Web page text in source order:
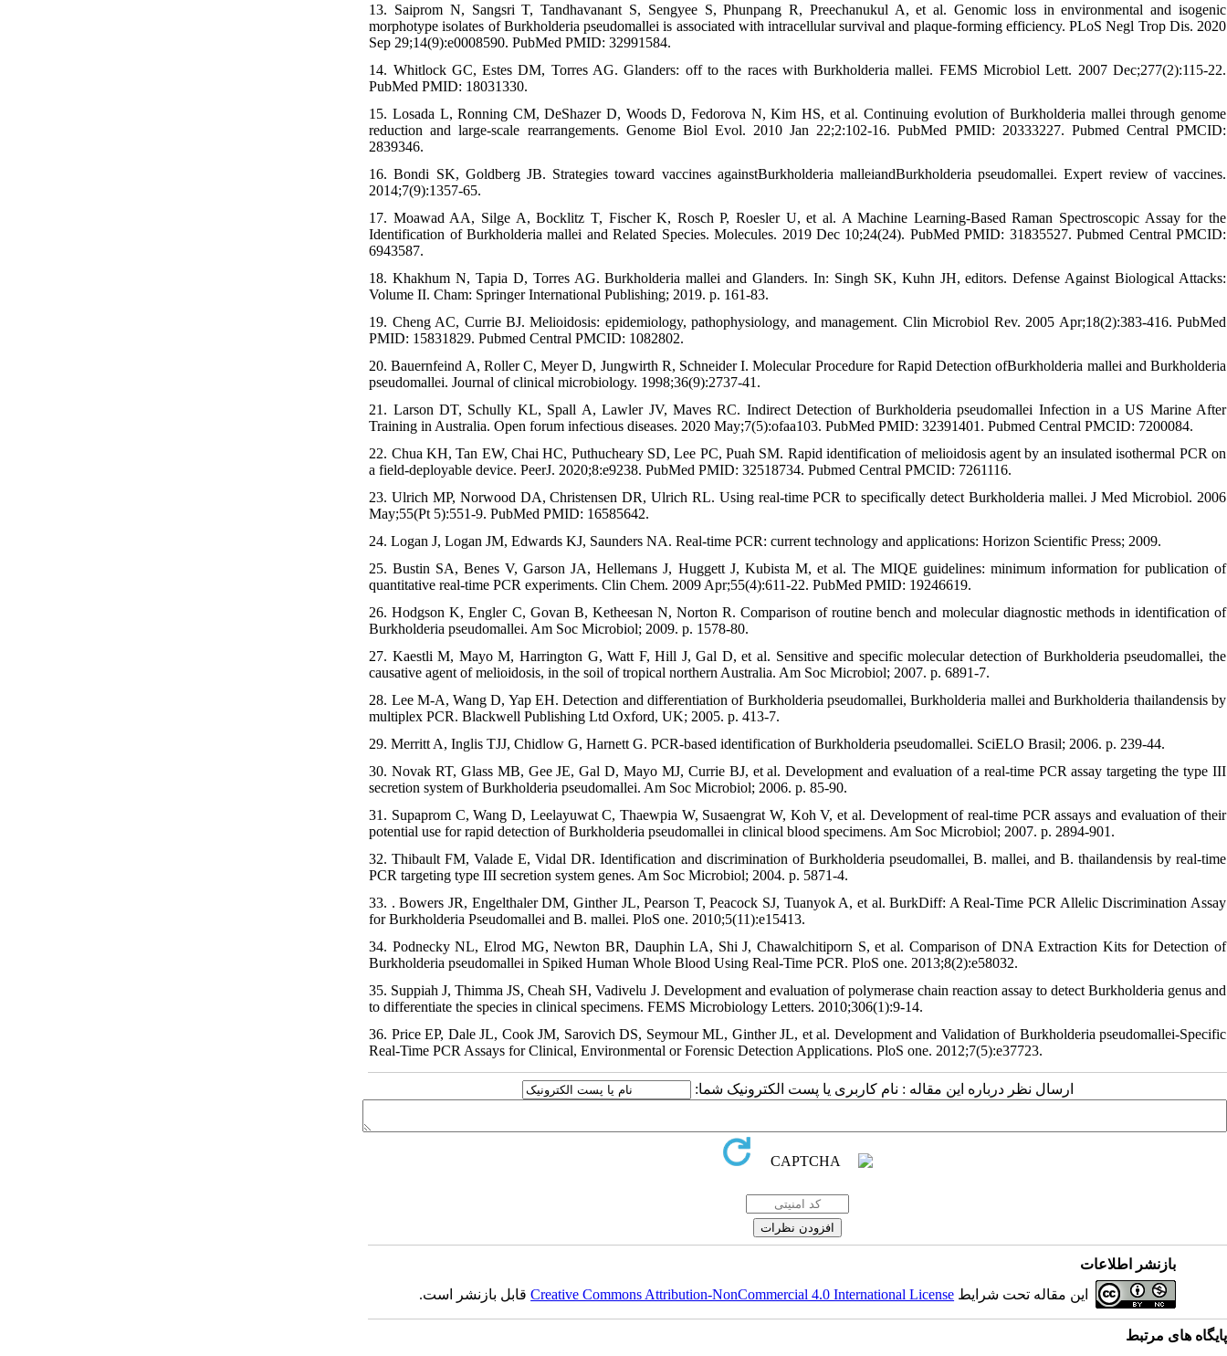
13. Saiprom N, Sangsri T, Tandhavanant S, Sengyee S, Phunpang R, Preechanukul A, et al. Genomic loss in environmental and isogenic
morphotype isolates of Burkholderia pseudomallei is associated with intracellular survival and plaque-forming efficiency. PLoS Negl Trop Dis. 2020
Sep 29;14(9):e0008590. PubMed PMID: 32991584.
14. Whitlock GC, Estes DM, Torres AG. Glanders: off to the races with Burkholderia mallei. FEMS Microbiol Lett. 2007 Dec;277(2):115-22.
PubMed PMID: 18031330.
15. Losada L, Ronning CM, DeShazer D, Woods D, Fedorova N, Kim HS, et al. Continuing evolution of Burkholderia mallei through genome
reduction and large-scale rearrangements. Genome Biol Evol. 2010 Jan 22;2:102-16. PubMed PMID: 20333227. Pubmed Central PMCID:
2839346.
16. Bondi SK, Goldberg JB. Strategies toward vaccines againstBurkholderia malleiandBurkholderia pseudomallei. Expert review of vaccines.
2014;7(9):1357-65.
17. Moawad AA, Silge A, Bocklitz T, Fischer K, Rosch P, Roesler U, et al. A Machine Learning-Based Raman Spectroscopic Assay for the
Identification of Burkholderia mallei and Related Species. Molecules. 2019 Dec 10;24(24). PubMed PMID: 31835527. Pubmed Central PMCID:
6943587.
18. Khakhum N, Tapia D, Torres AG. Burkholderia mallei and Glanders. In: Singh SK, Kuhn JH, editors. Defense Against Biological Attacks:
Volume II. Cham: Springer International Publishing; 2019. p. 161-83.
19. Cheng AC, Currie BJ. Melioidosis: epidemiology, pathophysiology, and management. Clin Microbiol Rev. 2005 Apr;18(2):383-416. PubMed
PMID: 15831829. Pubmed Central PMCID: 1082802.
20. Bauernfeind A, Roller C, Meyer D, Jungwirth R, Schneider I. Molecular Procedure for Rapid Detection ofBurkholderia mallei and Burkholderia
pseudomallei. Journal of clinical microbiology. 1998;36(9):2737-41.
21. Larson DT, Schully KL, Spall A, Lawler JV, Maves RC. Indirect Detection of Burkholderia pseudomallei Infection in a US Marine After
Training in Australia. Open forum infectious diseases. 2020 May;7(5):ofaa103. PubMed PMID: 32391401. Pubmed Central PMCID: 7200084.
22. Chua KH, Tan EW, Chai HC, Puthucheary SD, Lee PC, Puah SM. Rapid identification of melioidosis agent by an insulated isothermal PCR on
a field-deployable device. PeerJ. 2020;8:e9238. PubMed PMID: 32518734. Pubmed Central PMCID: 7261116.
23. Ulrich MP, Norwood DA, Christensen DR, Ulrich RL. Using real-time PCR to specifically detect Burkholderia mallei. J Med Microbiol. 2006
May;55(Pt 5):551-9. PubMed PMID: 16585642.
24. Logan J, Logan JM, Edwards KJ, Saunders NA. Real-time PCR: current technology and applications: Horizon Scientific Press; 2009.
25. Bustin SA, Benes V, Garson JA, Hellemans J, Huggett J, Kubista M, et al. The MIQE guidelines: minimum information for publication of
quantitative real-time PCR experiments. Clin Chem. 2009 Apr;55(4):611-22. PubMed PMID: 19246619.
26. Hodgson K, Engler C, Govan B, Ketheesan N, Norton R. Comparison of routine bench and molecular diagnostic methods in identification of
Burkholderia pseudomallei. Am Soc Microbiol; 2009. p. 1578-80.
27. Kaestli M, Mayo M, Harrington G, Watt F, Hill J, Gal D, et al. Sensitive and specific molecular detection of Burkholderia pseudomallei, the
causative agent of melioidosis, in the soil of tropical northern Australia. Am Soc Microbiol; 2007. p. 6891-7.
28. Lee M-A, Wang D, Yap EH. Detection and differentiation of Burkholderia pseudomallei, Burkholderia mallei and Burkholderia thailandensis by
multiplex PCR. Blackwell Publishing Ltd Oxford, UK; 2005. p. 413-7.
29. Merritt A, Inglis TJJ, Chidlow G, Harnett G. PCR-based identification of Burkholderia pseudomallei. SciELO Brasil; 2006. p. 239-44.
30. Novak RT, Glass MB, Gee JE, Gal D, Mayo MJ, Currie BJ, et al. Development and evaluation of a real-time PCR assay targeting the type III
secretion system of Burkholderia pseudomallei. Am Soc Microbiol; 2006. p. 85-90.
31. Supaprom C, Wang D, Leelayuwat C, Thaewpia W, Susaengrat W, Koh V, et al. Development of real-time PCR assays and evaluation of their
potential use for rapid detection of Burkholderia pseudomallei in clinical blood specimens. Am Soc Microbiol; 2007. p. 2894-901.
32. Thibault FM, Valade E, Vidal DR. Identification and discrimination of Burkholderia pseudomallei, B. mallei, and B. thailandensis by real-time
PCR targeting type III secretion system genes. Am Soc Microbiol; 2004. p. 5871-4.
33. . Bowers JR, Engelthaler DM, Ginther JL, Pearson T, Peacock SJ, Tuanyok A, et al. BurkDiff: A Real-Time PCR Allelic Discrimination Assay
for Burkholderia Pseudomallei and B. mallei. PloS one. 2010;5(11):e15413.
34. Podnecky NL, Elrod MG, Newton BR, Dauphin LA, Shi J, Chawalchitiporn S, et al. Comparison of DNA Extraction Kits for Detection of
Burkholderia pseudomallei in Spiked Human Whole Blood Using Real-Time PCR. PloS one. 2013;8(2):e58032.
35. Suppiah J, Thimma JS, Cheah SH, Vadivelu J. Development and evaluation of polymerase chain reaction assay to detect Burkholderia genus and
to differentiate the species in clinical specimens. FEMS Microbiology Letters. 2010;306(1):9-14.
36. Price EP, Dale JL, Cook JM, Sarovich DS, Seymour ML, Ginther JL, et al. Development and Validation of Burkholderia pseudomallei-Specific
Real-Time PCR Assays for Clinical, Environmental or Forensic Detection Applications. PloS one. 2012;7(5):e37723.
ارسال نظر درباره این مقاله : نام کاربری یا پست الکترونیک شما:
بازنشر اطلاعات
این مقاله تحت شرایط Creative Commons Attribution-NonCommercial 4.0 International Licenseقابل بازنشر است.
پایگاه های مرتبط